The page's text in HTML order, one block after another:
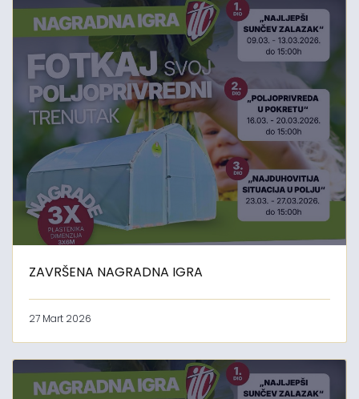
ZAVRŠENA NAGRADNA IGRA
27 Mart 2026